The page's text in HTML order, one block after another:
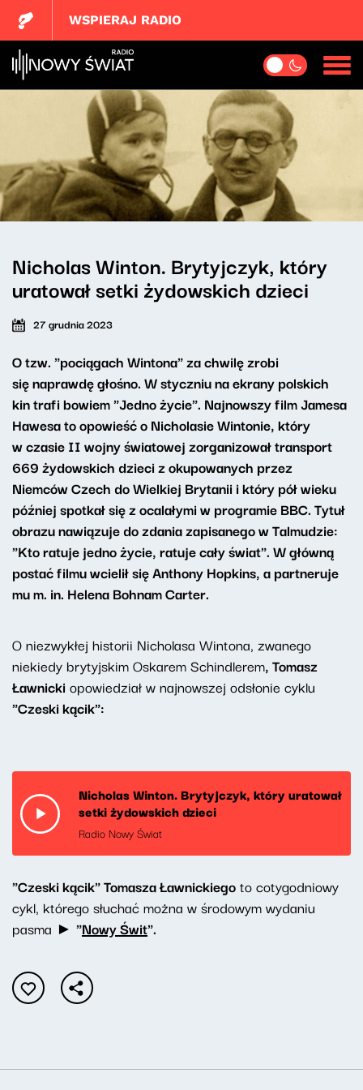
WSPIERAJ RADIO
Nicholas Winton. Brytyjczyk, który
uratował setki żydowskich dzieci
27 grudnia 2023
O tzw. "pociągach Wintona" za chwilę zrobi
się naprawdę głośno. W styczniu na ekrany polskich
kin trafi bowiem "Jedno życie". Najnowszy film Jamesa
Hawesa to opowieść o Nicholasie Wintonie, który
w czasie II wojny światowej zorganizował transport
669 żydowskich dzieci z okupowanych przez
Niemców Czech do Wielkiej Brytanii i który pół wieku
później spotkał się z ocalałymi w programie BBC. Tytuł
obrazu nawiązuje do zdania zapisanego w Talmudzie:
"Kto ratuje jedno życie, ratuje cały świat". W główną
postać filmu wcielił się Anthony Hopkins, a partneruje
mu m. in. Helena Bohnam Carter.
O niezwykłej historii Nicholasa Wintona, zwanego
niekiedy brytyjskim Oskarem Schindlerem, Tomasz
Ławnicki opowiedział w najnowszej odsłonie cyklu
"Czeski kącik":
Nicholas Winton. Brytyjczyk, który uratował
setki żydowskich dzieci
Radio Nowy Świat
"Czeski kącik" Tomasza Ławnickiegoto cotygodniowy
cykl, którego słuchać można w środowym wydaniu
pasma ► "Nowy Świt".